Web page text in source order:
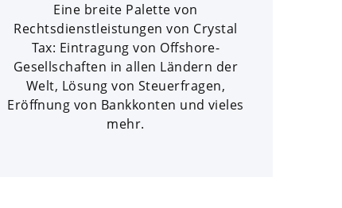
Eine breite Palette von
Rechtsdienstleistungen von Crystal
Tax: Eintragung von Offshore-
Gesellschaften in allen Ländern der
Welt, Lösung von Steuerfragen,
Eröffnung von Bankkonten und vieles
mehr.